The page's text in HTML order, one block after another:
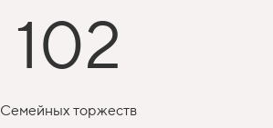
102
Семейных торжеств